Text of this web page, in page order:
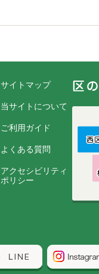
サイトマップ
当サイトについて
ご利用ガイド
よくある質問
アクセシビリティ
ポリシー